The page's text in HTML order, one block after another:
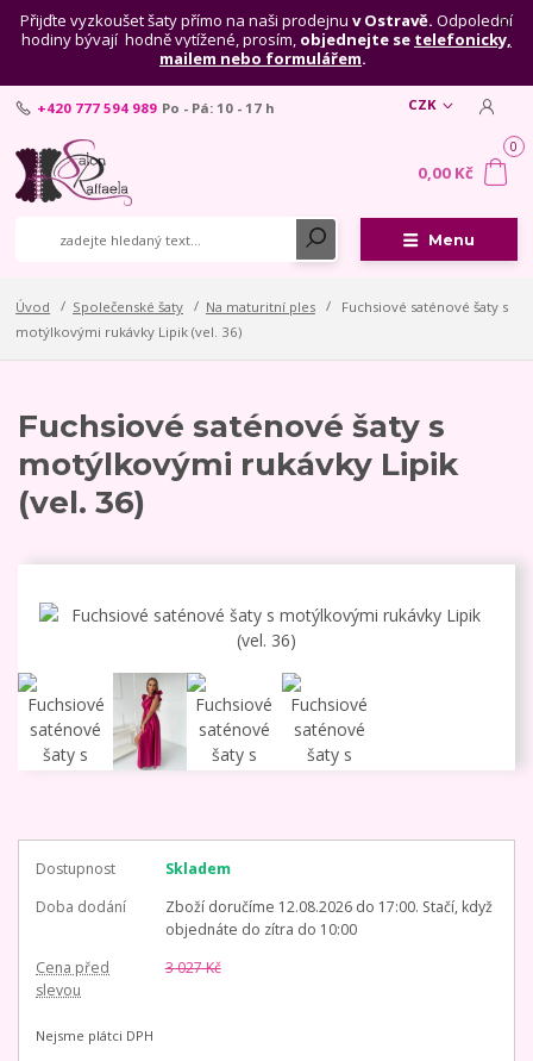
Přijďte vyzkoušet šaty přímo na naši prodejnu v Ostravě. Odpolední
hodiny bývají hodně vytížené, prosím, objednejte se telefonicky,
mailem nebo formulářem.
Menu
CZK
+420 777 594 989 Po - Pá: 10 - 17 h
0
0,00 Kč
Úvod Společenské šaty Na maturitní ples
Fuchsiové saténové šaty s
motýlkovými rukávky Lipik (vel. 36)
Fuchsiové saténové šaty s
motýlkovými rukávky Lipik
(vel. 36)
Dostupnost
Skladem
Doba dodání
Zboží doručíme 12.08.2026 do 17:00. Stačí, když
objednáte do zítra do 10:00
Cena před
slevou
3 027 Kč
Nejsme plátci DPH